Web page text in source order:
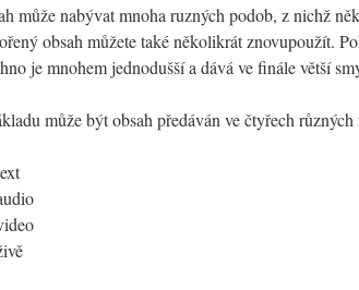
může nabývat mnoha ruzných podob, z nichž
obsah můžete také několikrát znovupoužít.
je mnohem jednodušší a dává ve finále větší
může být obsah předáván ve čtyřech různých